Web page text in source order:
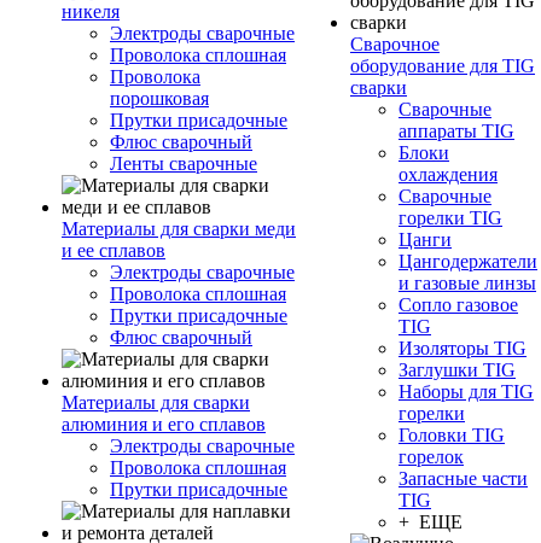
никеля
Электроды сварочные
Проволока сплошная
Проволока
порошковая
Прутки присадочные
Флюс сварочный
Ленты сварочные
Материалы для сварки меди
и ее сплавов
Электроды сварочные
Проволока сплошная
Прутки присадочные
Флюс сварочный
Материалы для сварки
алюминия и его сплавов
Электроды сварочные
Проволока сплошная
Прутки присадочные
Сварочное
оборудование для TIG
сварки
Сварочные
аппараты TIG
Блоки
охлаждения
Сварочные
горелки TIG
Цанги
Цангодержатели
и газовые линзы
Сопло газовое
TIG
Изоляторы TIG
Заглушки TIG
Наборы для TIG
горелки
Головки TIG
горелок
Запасные части
TIG
+ ЕЩЕ